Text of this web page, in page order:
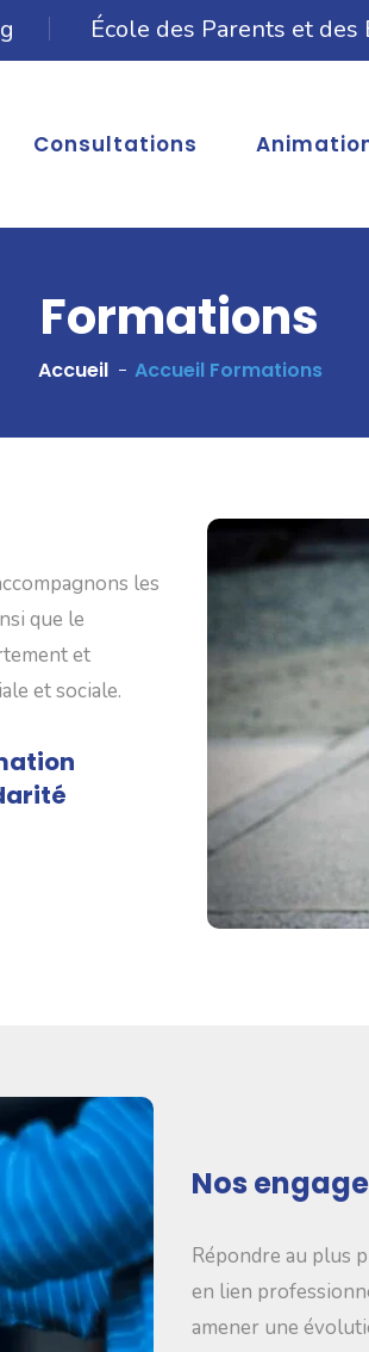
École des Parents et des
Consultations
Formations
Accueil Accueil Formations
les
que le
et
et sociale.
Nos
Répondre au plus
en lien
amener une